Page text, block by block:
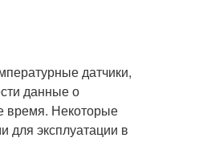
датчики,
данные о
время. Некоторые
для эксплуатации в